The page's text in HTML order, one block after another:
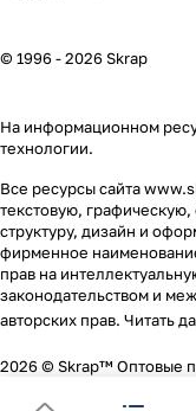
© 1996 - 2026 Skrap
На информационном
технологии.
Все ресурсы сайта
текстовую,
структуру, дизайн и
фирменное
прав на
законодательством и
авторских прав. Читать
2026 © Skrap™ Оптовые